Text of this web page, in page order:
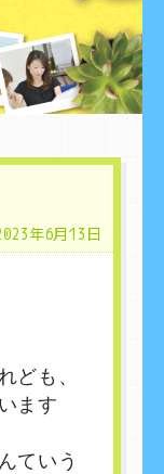
年6月13日
ども、
ます
ていう